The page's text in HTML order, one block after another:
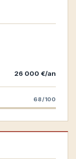
26 000 €/an
68/100